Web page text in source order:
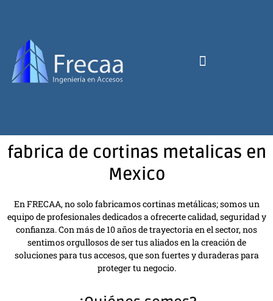
fabrica de cortinas metalicas en
Mexico
En FRECAA, no solo fabricamos cortinas metálicas; somos un
equipo de profesionales dedicados a ofrecerte calidad, seguridad y
confianza. Con más de 10 años de trayectoria en el sector, nos
sentimos orgullosos de ser tus aliados en la creación de
soluciones para tus accesos, que son fuertes y duraderas para
proteger tu negocio.